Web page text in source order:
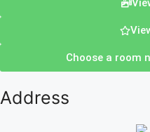
Choose a room
Address